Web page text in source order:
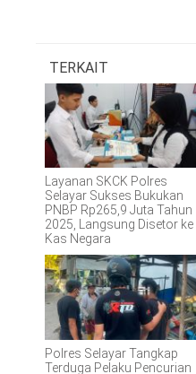
TERKAIT
Layanan SKCK Polres
Selayar Sukses Bukukan
PNBP Rp265,9 Juta Tahun
2025, Langsung Disetor ke
Kas Negara
Polres Selayar Tangkap
Terduga Pelaku Pencurian